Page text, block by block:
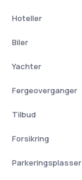
Hoteller
Biler
Yachter
Fergeoverganger
Tilbud
Forsikring
Parkeringsplasser